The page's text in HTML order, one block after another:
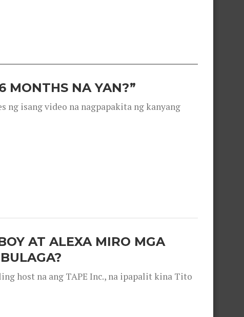
MONTHS NA YAN?”
ng isang video na nagpapakita ng kanyang
AT ALEXA MIRO MGA
host na ang TAPE Inc., na ipapalit kina Tito